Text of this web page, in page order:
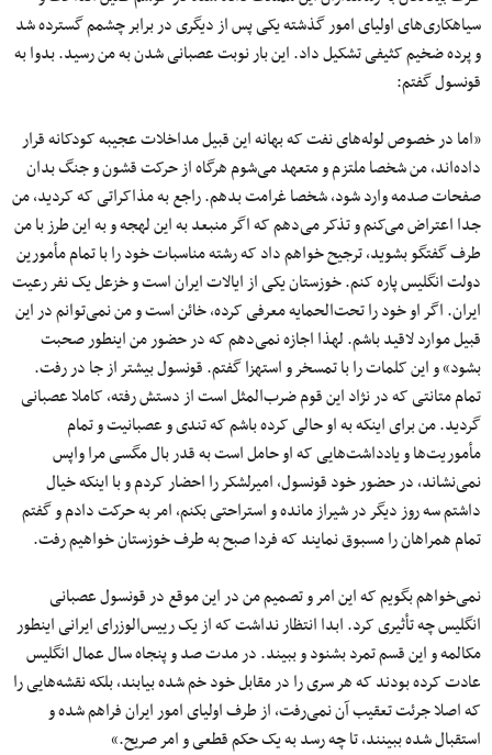
سیاهکاری‌های اولیای امور گذشته یکی پس از دیگری در برابر چشمم گسترده شد
و پرده ضخیم کثیفی تشکیل داد. این بار نوبت عصبانی شدن به من رسید. بدوا به
قونسول گفتم:
«اما در خصوص لوله‌های نفت که بهانه این قبیل مداخلات عجیبه کودکانه قرار
داده‌اند، من شخصا ملتزم و متعهد می‌شوم هرگاه از حرکت قشون و جنگ بدان
صفحات صدمه وارد شود، شخصا غرامت بدهم. راجع به مذاکراتی که کردید، من
جدا اعتراض می‌کنم و تذکر می‌دهم که اگر منبعد به این لهجه و به این طرز با من
طرف گفتگو بشوید، ترجیح خواهم داد که رشته مناسبات خود را با تمام مأمورین
دولت انگلیس پاره کنم. خوزستان یکی از ایالات ایران است و خزعل یک نفر رعیت
ایران. اگر او خود را تحت‌الحمایه معرفی کرده، خائن است و من نمی‌توانم در این
قبیل موارد لاقید باشم. لهذا اجازه نمی‌دهم که در حضور من اینطور صحبت
بشود» و این کلمات را با تمسخر و استهزا گفتم. قونسول بیشتر از جا در رفت.
تمام متانتی که در نژاد این قوم ضرب‌المثل است از دستش رفته، کاملا عصبانی
گردید. من برای اینکه به او حالی کرده باشم که تندی و عصبانیت و تمام
مأموریت‌ها و یادداشت‌هایی که او حامل است به قدر بال مگسی مرا واپس
نمی‌نشاند، در حضور خود قونسول، امیرلشکر را احضار کردم و با اینکه خیال
داشتم سه روز دیگر در شیراز مانده و استراحتی بکنم، امر به حرکت دادم و گفتم
تمام همراهان را مسبوق نمایند که فردا صبح به طرف خوزستان خواهیم رفت.
نمی‌خواهم بگویم که این امر و تصمیم من در این موقع در قونسول عصبانی
انگلیس چه تأثیری کرد. ابدا انتظار نداشت که از یک رییس‌الوزرای ایرانی اینطور
مکالمه و این قسم تمرد بشنود و ببیند. در مدت صد و پنجاه سال عمال انگلیس
عادت کرده بودند که هر سری را در مقابل خود خم شده بیابند، بلکه نقشه‌هایی را
که اصلا جرئت تعقیب آن نمی‌رفت، از طرف اولیای امور ایران فراهم شده و
استقبال شده ببینند، تا چه رسد به یک حکم قطعی و امر صریح.»